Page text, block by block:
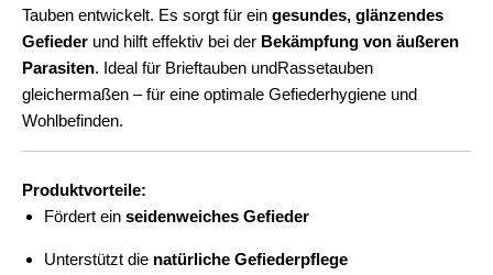
Tauben entwickelt. Es sorgt für ein gesundes, glänzendes
Gefieder und hilft effektiv bei der Bekämpfung von äußeren
Parasiten. Ideal für Brieftauben undRassetauben
gleichermaßen – für eine optimale Gefiederhygiene und
Wohlbefinden.
Produktvorteile:
Fördert ein seidenweiches Gefieder
Unterstützt die natürliche Gefiederpflege